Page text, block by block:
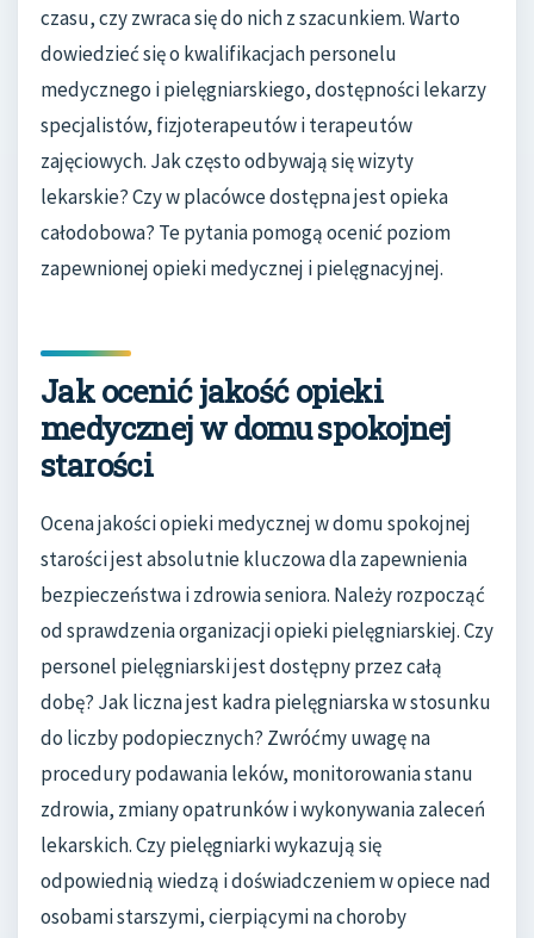
czasu, czy zwraca się do nich z szacunkiem. Warto
dowiedzieć się o kwalifikacjach personelu
medycznego i pielęgniarskiego, dostępności lekarzy
specjalistów, fizjoterapeutów i terapeutów
zajęciowych. Jak często odbywają się wizyty
lekarskie? Czy w placówce dostępna jest opieka
całodobowa? Te pytania pomogą ocenić poziom
zapewnionej opieki medycznej i pielęgnacyjnej.
Jak ocenić jakość opieki
medycznej w domu spokojnej
starości
Ocena jakości opieki medycznej w domu spokojnej
starości jest absolutnie kluczowa dla zapewnienia
bezpieczeństwa i zdrowia seniora. Należy rozpocząć
od sprawdzenia organizacji opieki pielęgniarskiej. Czy
personel pielęgniarski jest dostępny przez całą
dobę? Jak liczna jest kadra pielęgniarska w stosunku
do liczby podopiecznych? Zwróćmy uwagę na
procedury podawania leków, monitorowania stanu
zdrowia, zmiany opatrunków i wykonywania zaleceń
lekarskich. Czy pielęgniarki wykazują się
odpowiednią wiedzą i doświadczeniem w opiece nad
osobami starszymi, cierpiącymi na choroby